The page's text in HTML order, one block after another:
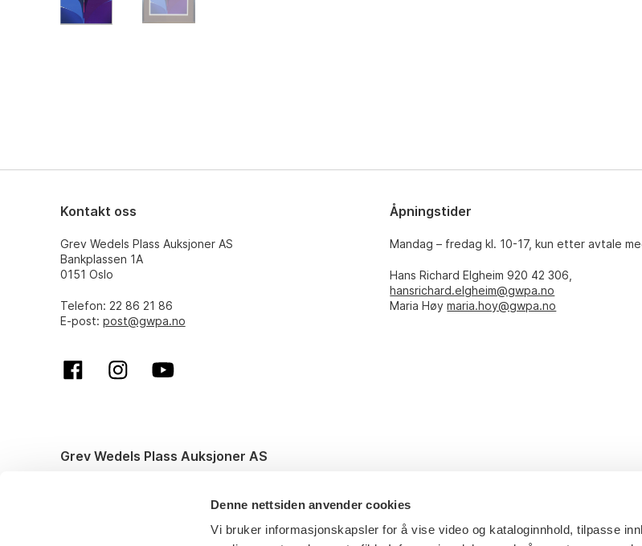
Denne nettsiden anvender cookies
Vi bruker informasjonskapsler for å vise video og kataloginnhold, tilpasse
Kontakt oss
Grev Wedels Plass Auksjoner AS
Bankplassen 1A
0151 Oslo
Telefon: 22 86 21 86
E-post: post@gwpa.no
Åpningstider
Mandag – fredag kl. 10-17, kun etter avtale
Hans Richard Elgheim 920 42 306,
hansrichard.elgheim@gwpa.no
Maria Høymaria.hoy@gwpa.no
Grev Wedels Plass Auksjoner AS